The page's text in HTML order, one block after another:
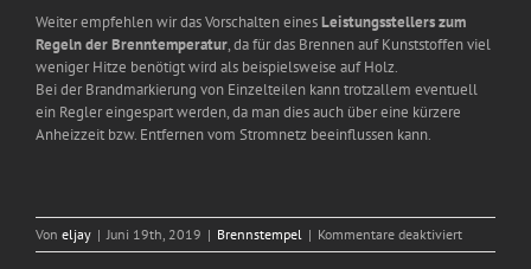
Weiter empfehlen wir das Vorschalten einesLeistungsstellers zum
Regeln der Brenntemperatur, da für das Brennen auf Kunststoffen viel
weniger Hitze benötigt wird als beispielsweise auf Holz.
Bei der Brandmarkierung von Einzelteilen kann trotzallem eventuell
ein Regler eingespart werden, da man dies auch über eine kürzere
Anheizzeit bzw. Entfernen vom Stromnetz beeinflussen kann.
Von eljay | Juni 19th, 2019 | Brennstempel | Kommentare deaktiviertfür
Was